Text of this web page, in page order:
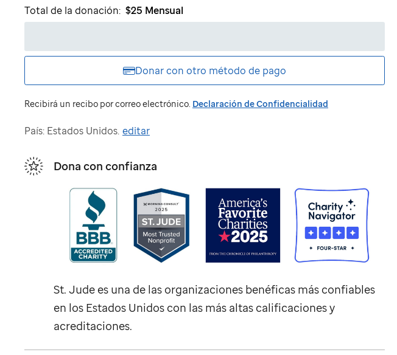
recibir
correos
de
Total de la donación: $25 Mensual
Donar con otro método de pago
Recibirá un recibo por correo electrónico. Declaración de Confidencialidad
País: Estados Unidos. editar
Dona con confianza
St. Jude es una de las organizaciones benéficas más confiables
en los Estados Unidos con las más altas calificaciones y
acreditaciones.